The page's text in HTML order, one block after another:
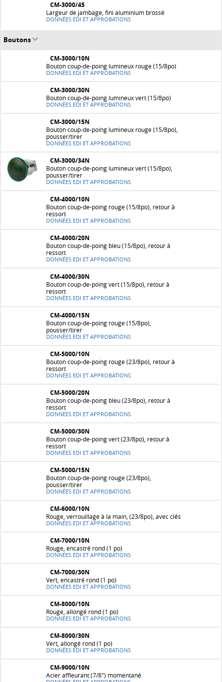
CM-3000/45
Largeur de jambage, fini aluminium brossé
DONNÉES EDI ET APPROBATIONS
Boutons
CM-3000/10N
Bouton coup-de-poing lumineux rouge (15/8po)
DONNÉES EDI ET APPROBATIONS
CM-3000/30N
Bouton coup-de-poing lumineux vert (15/8po)
DONNÉES EDI ET APPROBATIONS
CM-3000/15N
Bouton coup-de-poing lumineux rouge (15/8po),
pousser/tirer
DONNÉES EDI ET APPROBATIONS
CM-3000/34N
Bouton coup-de-poing lumineux vert (15/8po),
pousser/tirer
DONNÉES EDI ET APPROBATIONS
CM-4000/10N
Bouton coup-de-poing rouge (15/8po), retour à
ressort
DONNÉES EDI ET APPROBATIONS
CM-4000/20N
Bouton coup-de-poing bleu (15/8po), retour à
ressort
DONNÉES EDI ET APPROBATIONS
CM-4000/30N
Bouton coup-de-poing vert (15/8po), retour à
ressort
DONNÉES EDI ET APPROBATIONS
CM-4000/15N
Bouton coup-de-poing rouge (15/8po),
pousser/tirer
DONNÉES EDI ET APPROBATIONS
CM-5000/10N
Bouton coup-de-poing rouge (23/8po), retour à
ressort
DONNÉES EDI ET APPROBATIONS
CM-5000/20N
Bouton coup-de-poing bleu (23/8po), retour à
ressort
DONNÉES EDI ET APPROBATIONS
CM-5000/30N
Bouton coup-de-poing vert (23/8po), retour à
ressort
DONNÉES EDI ET APPROBATIONS
CM-5000/15N
Bouton coup-de-poing rouge (23/8po),
pousser/tirer
DONNÉES EDI ET APPROBATIONS
CM-6000/10N
Rouge, verrouillage à la main, (23/8po), avec clés
DONNÉES EDI ET APPROBATIONS
CM-7000/10N
Rouge, encastré rond (1 po)
DONNÉES EDI ET APPROBATIONS
CM-7000/30N
Vert, encastré rond (1 po)
DONNÉES EDI ET APPROBATIONS
CM-8000/10N
Rouge, allongé rond (1 po)
DONNÉES EDI ET APPROBATIONS
CM-8000/30N
Vert, allongé rond (1 po)
DONNÉES EDI ET APPROBATIONS
CM-9000/10N
Acier affleurant (7/8") momentané